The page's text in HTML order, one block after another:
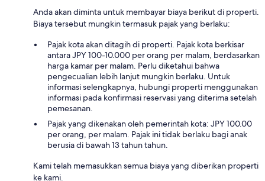
Anda akan diminta untuk membayar biaya berikut di properti.
Biaya tersebut mungkin termasuk pajak yang berlaku:
Pajak kota akan ditagih di properti. Pajak kota berkisar
antara JPY 100-10.000 per orang per malam, berdasarkan
harga kamar per malam. Perlu diketahui bahwa
pengecualian lebih lanjut mungkin berlaku. Untuk
informasi selengkapnya, hubungi properti menggunakan
informasi pada konfirmasi reservasi yang diterima setelah
pemesanan.
Pajak yang dikenakan oleh pemerintah kota: JPY 100.00
per orang, per malam. Pajak ini tidak berlaku bagi anak
berusia di bawah 13 tahun tahun.
Kami telah memasukkan semua biaya yang diberikan properti
ke kami.